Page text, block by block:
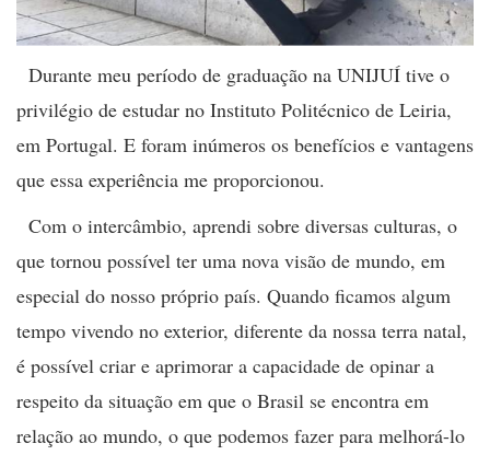
Durante meu período de graduação na UNIJUÍ tive o
privilégio de estudar no Instituto Politécnico de Leiria,
em Portugal. E foram inúmeros os benefícios e vantagens
que essa experiência me proporcionou.
Com o intercâmbio, aprendi sobre diversas culturas, o
que tornou possível ter uma nova visão de mundo, em
especial do nosso próprio país. Quando ficamos algum
tempo vivendo no exterior, diferente da nossa terra natal,
é possível criar e aprimorar a capacidade de opinar a
respeito da situação em que o Brasil se encontra em
relação ao mundo, o que podemos fazer para melhorá-lo